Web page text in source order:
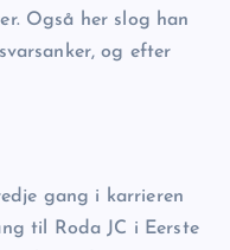
Også her slog han
og efter
gang i karrieren
til Roda JC i Eerste